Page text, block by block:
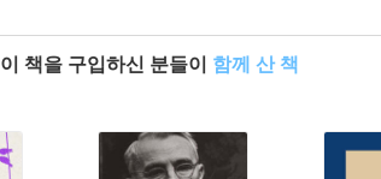
이 책을 구입하신 분들이 함께 산 책